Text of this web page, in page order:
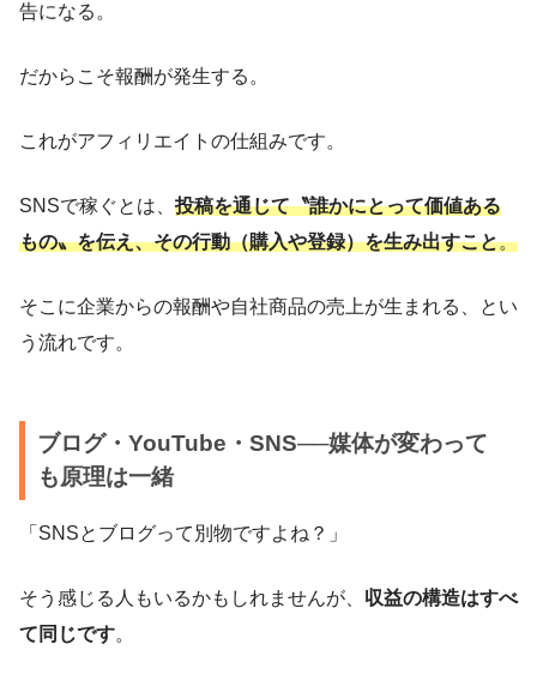
告になる。
だからこそ報酬が発生する。
これがアフィリエイトの仕組みです。
SNSで稼ぐとは、 投稿を通じて〝誰かにとって価値ある
もの〟を伝え、その行動（購入や登録）を生み出すこと。
そこに企業からの報酬や自社商品の売上が生まれる、とい
う流れです。
ブログ・YouTube・SNS──媒体が変わって
も原理は一緒
「SNSとブログって別物ですよね？」
そう感じる人もいるかもしれませんが、 収益の構造はすべ
て同じです。